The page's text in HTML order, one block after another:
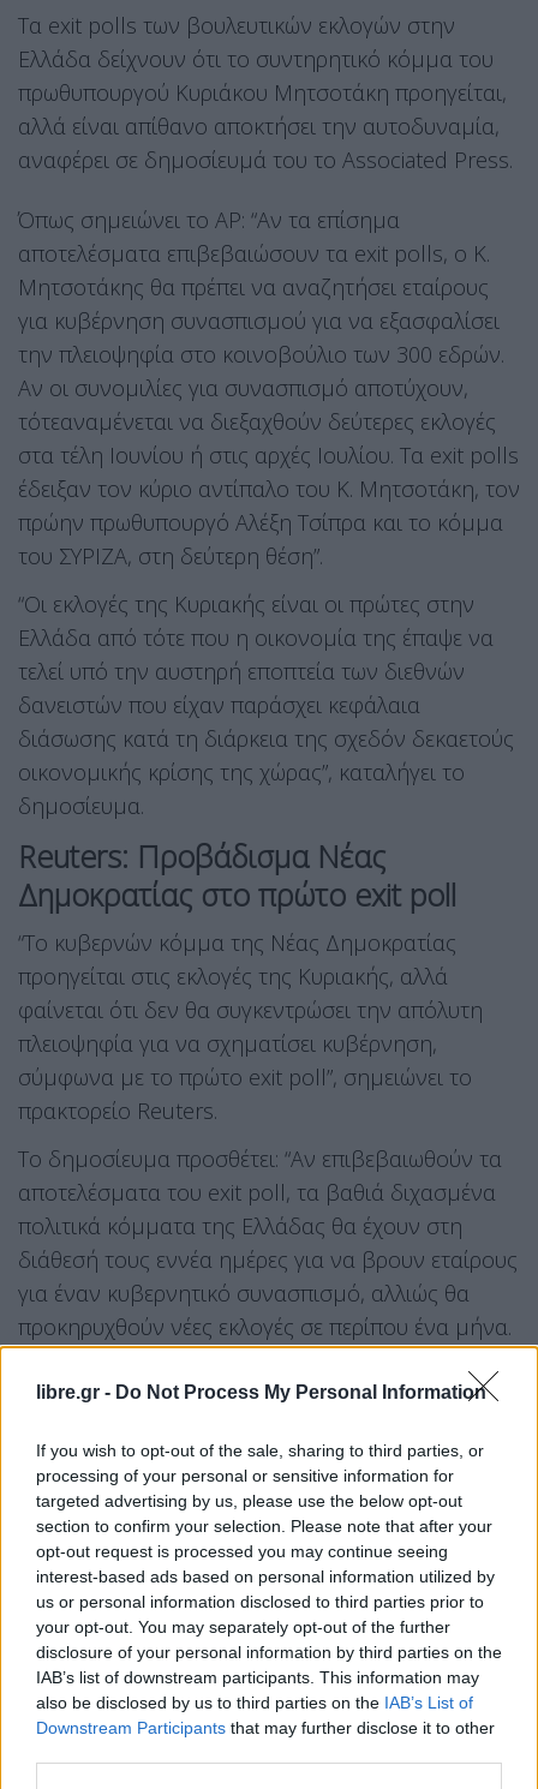
libre.gr - Do Not Process My Personal Information
If you wish to opt-out of the sale, sharing to third parties, or
processing of your personal or sensitive information for
targeted advertising by us, please use the below opt-out
section to confirm your selection. Please note that after your
opt-out request is processed you may continue seeing
interest-based ads based on personal information utilized by
us or personal information disclosed to third parties prior to
your opt-out. You may separately opt-out of the further
disclosure of your personal information by third parties on the
IAB’s list of downstream participants. This information may
also be disclosed by us to third parties on the IAB’s List of
Downstream Participants that may further disclose it to other
Τα exit polls των βουλευτικών εκλογών στην
Ελλάδα δείχνουν ότι το συντηρητικό κόμμα του
πρωθυπουργού Κυριάκου Μητσοτάκη προηγείται,
αλλά είναι απίθανο αποκτήσει την αυτοδυναμία,
αναφέρει σε δημοσίευμά του το Associated Press.
Όπως σημειώνει το AP: “Αν τα επίσημα
αποτελέσματα επιβεβαιώσουν τα exit polls, ο Κ.
Μητσοτάκης θα πρέπει να αναζητήσει εταίρους
για κυβέρνηση συνασπισμού για να εξασφαλίσει
την πλειοψηφία στο κοινοβούλιο των 300 εδρών.
Αν οι συνομιλίες για συνασπισμό αποτύχουν,
τότεαναμένεται να διεξαχθούν δεύτερες εκλογές
στα τέλη Ιουνίου ή στις αρχές Ιουλίου. Τα exit polls
έδειξαν τον κύριο αντίπαλο του Κ. Μητσοτάκη, τον
πρώην πρωθυπουργό Αλέξη Τσίπρα και το κόμμα
του ΣΥΡΙΖΑ, στη δεύτερη θέση”.
“Οι εκλογές της Κυριακής είναι οι πρώτες στην
Ελλάδα από τότε που η οικονομία της έπαψε να
τελεί υπό την αυστηρή εποπτεία των διεθνών
δανειστών που είχαν παράσχει κεφάλαια
διάσωσης κατά τη διάρκεια της σχεδόν δεκαετούς
οικονομικής κρίσης της χώρας”, καταλήγει το
δημοσίευμα.
Reuters: Προβάδισμα Νέας
Δημοκρατίας στο πρώτο exit poll
“Το κυβερνών κόμμα της Νέας Δημοκρατίας
προηγείται στις εκλογές της Κυριακής, αλλά
φαίνεται ότι δεν θα συγκεντρώσει την απόλυτη
πλειοψηφία για να σχηματίσει κυβέρνηση,
σύμφωνα με το πρώτο exit poll”, σημειώνει το
πρακτορείο Reuters.
Το δημοσίευμα προσθέτει: “Αν επιβεβαιωθούν τα
αποτελέσματα του exit poll, τα βαθιά διχασμένα
πολιτικά κόμματα της Ελλάδας θα έχουν στη
διάθεσή τους εννέα ημέρες για να βρουν εταίρους
για έναν κυβερνητικό συνασπισμό, αλλιώς θα
προκηρυχθούν νέες εκλογές σε περίπου ένα μήνα.
Σύμφωνα με το exit poll, η Νέα Δημοκρατία είχε
τον αριστερό ΣΥΡΙΖΑ με 25-29%”.
“Ένα κόμμα θα χρειαζόταν περισσότερο από 45%
για να εξασαφαλίσει την αυτοδυναμία, κάτι που
έχει να συμβεί από τις σαρωτικές νίκες του
αείμνηστου σοσιαλιστή Ανδρέα Παπανδρέου τη
δεκαετία του 1980 και στις αρχές του 1990”,
σημειώνει το Reuters.
Το Reuters προσθέτει επίσης: “Η κρίση του
κόστους ζωής κυριάρχησε στην προεκλογική